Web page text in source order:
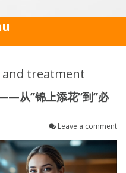
treatment
从”锦上添花”到”必
Leave a comment